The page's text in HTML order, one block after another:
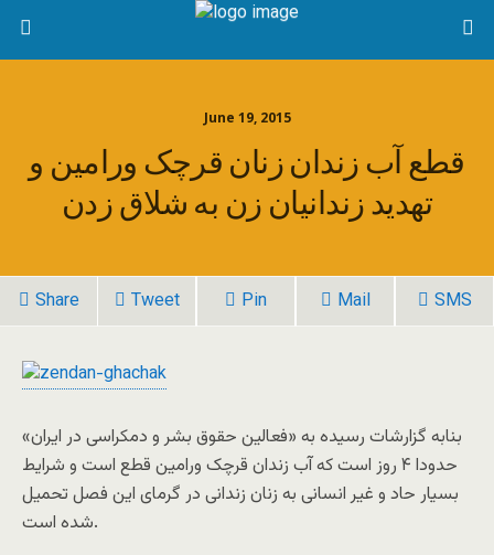
June 19, 2015
قطع آب زندان زنان قرچک ورامین و
تهدید زندانیان زن به شلاق زدن
Share Tweet Pin Mail SMS
بنابه گزارشات رسیده به «فعالین حقوق بشر و دمکراسی در ایران»
حدودا ۴ روز است که آب زندان قرچک ورامین قطع است و شرایط
بسیار حاد و غیر انسانی به زنان زندانی در گرمای این فصل تحمیل
شده است.